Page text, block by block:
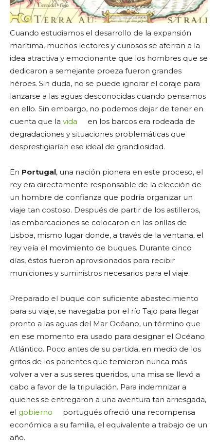
Cuando estudiamos el desarrollo de la expansión
marítima, muchos lectores y curiosos se aferran a la
idea atractiva y emocionante que los hombres que se
dedicaron a semejante proeza fueron grandes
héroes. Sin duda, no se puede ignorar el coraje para
lanzarse a las aguas desconocidas cuando pensamos
en ello. Sin embargo, no podemos dejar de tener en
cuenta que la vida
en los barcos era rodeada de
degradaciones y situaciones problemáticas que
desprestigiarían ese ideal de grandiosidad.
En Portugal, una nación pionera en este proceso, el
rey era directamente responsable de la elección de
un hombre de confianza que podría organizar un
viaje tan costoso. Después de partir de los astilleros,
las embarcaciones se colocaron en las orillas de
Lisboa, mismo lugar donde, a través de la ventana, el
rey veía el movimiento de buques. Durante cinco
días, éstos fueron aprovisionados para recibir
municiones y suministros necesarios para el viaje.
Preparado el buque con suficiente abastecimiento
para su viaje, se navegaba por el río Tajo para llegar
pronto a las aguas del Mar Océano, un término que
en ese momento era usado para designar el Océano
Atlántico. Poco antes de su partida, en medio de los
gritos de los parientes que temieron nunca más
volver a ver a sus seres queridos, una misa se llevó a
cabo a favor de la tripulación. Para indemnizar a
quienes se entregaron a una aventura tan arriesgada,
el gobierno
portugués ofreció una recompensa
económica a su familia, el equivalente a trabajo de un
año.